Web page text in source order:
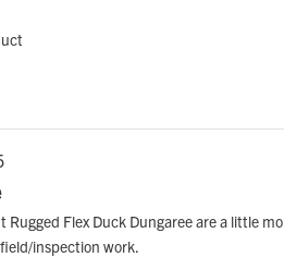
Rugged Flex Duck Dungaree are a little
inspection work.